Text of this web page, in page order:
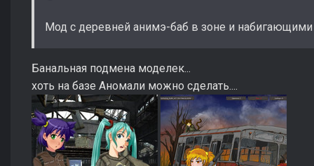
Мод с деревней анимэ-баб в зоне и набигающими
Банальная подмена моделек...
хоть на базе Аномали можно сделать....